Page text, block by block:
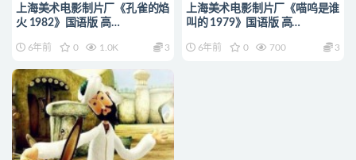
上海美术电影制片厂《孔雀的焰
火 1982》国语版 高
制片厂动画片全集下载
6年前 0 1.0K 3
上海美术电影制片厂《喵呜是谁
叫的 1979》国语版 高
制片厂动画片全集下载
6年前 0 700 3